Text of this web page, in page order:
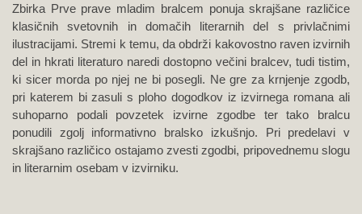
Zbirka Prve prave mladim bralcem ponuja skrajšane različice
klasičnih svetovnih in domačih literarnih del s privlačnimi
ilustracijami. Stremi k temu, da obdrži kakovostno raven izvirnih
del in hkrati literaturo naredi dostopno večini bralcev, tudi tistim,
ki sicer morda po njej ne bi posegli. Ne gre za krnjenje zgodb,
pri katerem bi zasuli s ploho dogodkov iz izvirnega romana ali
suhoparno podali povzetek izvirne zgodbe ter tako bralcu
ponudili zgolj informativno bralsko izkušnjo. Pri predelavi v
skrajšano različico ostajamo zvesti zgodbi, pripovednemu slogu
in literarnim osebam v izvirniku.